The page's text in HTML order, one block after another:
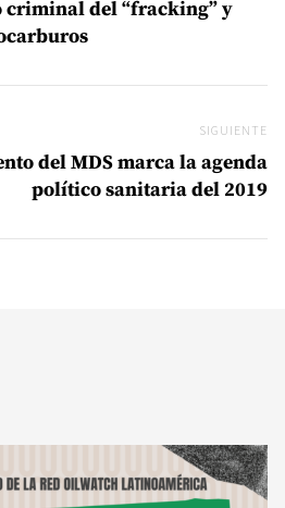
criminal del “fracking” y
SIGUIENTE
del MDS marca la agenda
político sanitaria del 2019